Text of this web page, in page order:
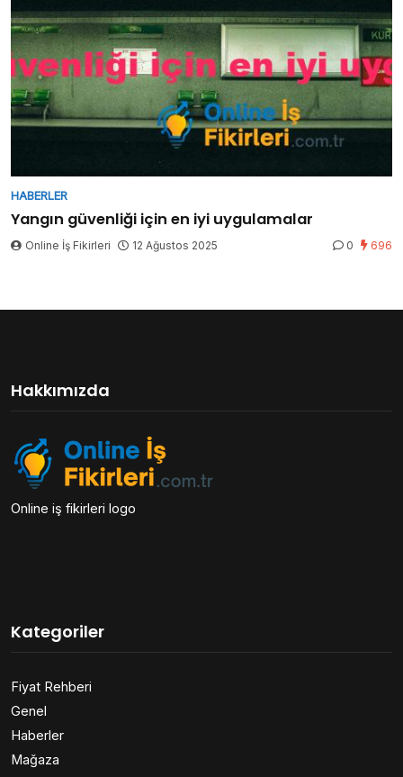
HABERLER
Yangın güvenliği için en iyi uygulamalar
Online İş Fikirleri 12 Ağustos 2025 0 696
Hakkımızda
Online iş fikirleri logo
Kategoriler
Fiyat Rehberi
Genel
Haberler
Mağaza